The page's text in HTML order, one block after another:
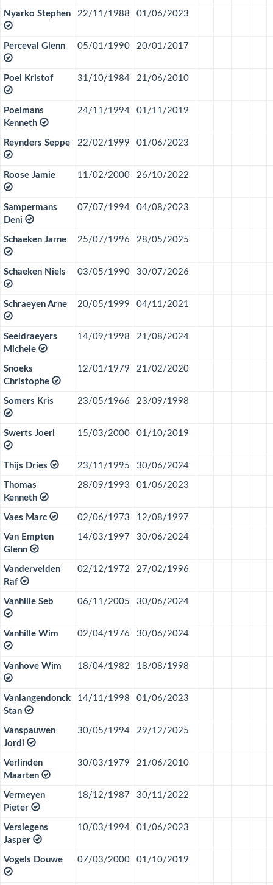
Nyarko Stephen 22/11/1988 01/06/2023
Perceval Glenn 05/01/1990 20/01/2017
Poel Kristof 31/10/1984 21/06/2010
Poelmans
Kenneth
24/11/1994 01/11/2019
Reynders Seppe 22/02/1999 01/06/2023
Roose Jamie 11/02/2000 26/10/2022
Sampermans
Deni
07/07/1994 04/08/2023
Schaeken Jarne 25/07/1996 28/05/2025
Schaeken Niels 03/05/1990 30/07/2026
Schraeyen Arne 20/05/1999 04/11/2021
Seeldraeyers
Michele
14/09/1998 21/08/2024
Snoeks
Christophe
12/01/1979 21/02/2020
Somers Kris 23/05/1966 23/09/1998
Swerts Joeri 15/03/2000 01/10/2019
Thijs Dries 23/11/1995 30/06/2024
Thomas
Kenneth
28/09/1993 01/06/2023
Vaes Marc 02/06/1973 12/08/1997
Van Empten
Glenn
14/03/1997 30/06/2024
Vandervelden
Raf
02/12/1972 27/02/1996
Vanhille Seb 06/11/2005 30/06/2024
Vanhille Wim 02/04/1976 30/06/2024
Vanhove Wim 18/04/1982 18/08/1998
Vanlangendonck
Stan
14/11/1998 01/06/2023
Vanspauwen
Jordi
30/05/1994 29/12/2025
Verlinden
Maarten
30/03/1979 21/06/2010
Vermeyen
Pieter
18/12/1987 30/11/2022
Verslegens
Jasper
10/03/1994 01/06/2023
Vogels Douwe 07/03/2000 01/10/2019